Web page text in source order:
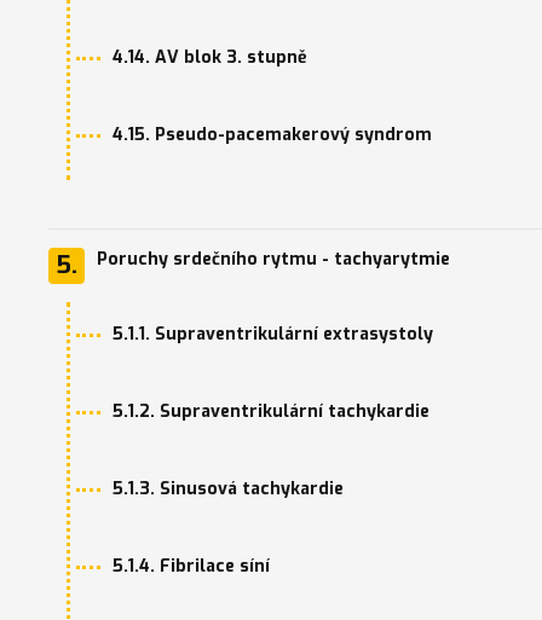
4.14. AV blok 3. stupně
4.15. Pseudo-pacemakerový syndrom
5. Poruchy srdečního rytmu - tachyarytmie
5.1.1. Supraventrikulární extrasystoly
5.1.2. Supraventrikulární tachykardie
5.1.3. Sinusová tachykardie
5.1.4. Fibrilace síní